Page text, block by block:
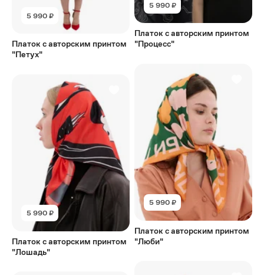
5 990 ₽
Платок с авторским принтом
"Петух"
5 990 ₽
Платок с авторским принтом
"Лошадь"
5 990 ₽
Платок с авторским принтом
"Процесс"
5 990 ₽
Платок с авторским принтом
"Люби"